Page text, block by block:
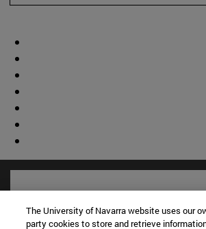
The University of Navarra website uses our
party cookies to store and retrieve